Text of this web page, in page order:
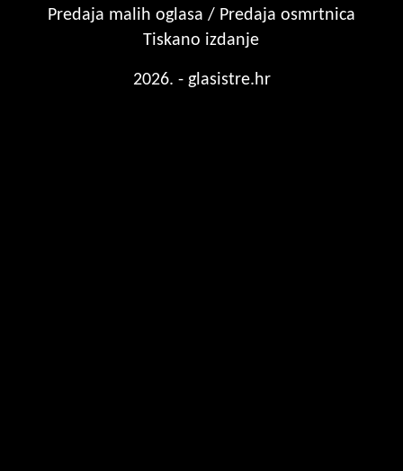
Predaja malih oglasa / Predaja osmrtnica
Tiskano izdanje
2026. - glasistre.hr